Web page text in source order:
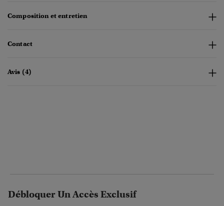
Composition et entretien
Contact
Avis (4)
Débloquer Un Accès Exclusif